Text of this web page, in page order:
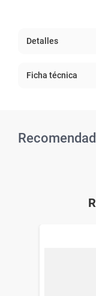
Detalles
Ficha técnica